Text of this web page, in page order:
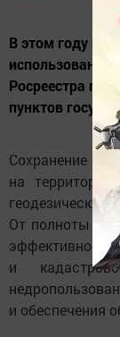
В этом году
использованию
Росреестра по
пунктов
Сохранение
на
От полноты и
и
и обеспечения